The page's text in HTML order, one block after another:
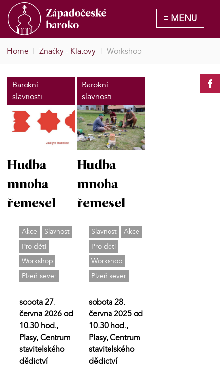
Home | Značky - Klatovy | Workshop
Barokní
slavnosti
Hudba
mnoha
řemesel
Akce
Slavnost
Pro děti
Workshop
Plzeň sever
sobota 27.
června 2026 od
10.30 hod.,
Plasy, Centrum
stavitelského
dědictví
Barokní
slavnosti
Hudba
mnoha
řemesel
Slavnost
Akce
Pro děti
Workshop
Plzeň sever
sobota 28.
června 2025 od
10.30 hod.,
Plasy, Centrum
stavitelského
dědictví